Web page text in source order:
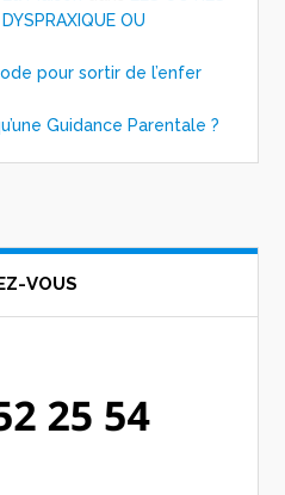
OU
pour sortir de l’enfer
Guidance Parentale ?
VOUS